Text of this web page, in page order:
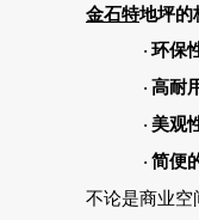
金石特地坪的
· 环保
· 高耐
· 美观
· 简便
不论是商业空